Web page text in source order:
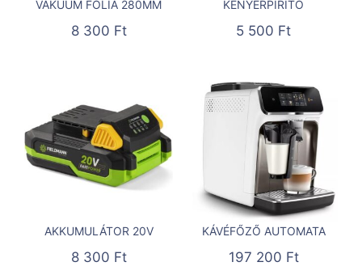
VÁKUUM FÓLIA 280MM
8 300 Ft
KENYÉRPIRÍTÓ
5 500 Ft
AKKUMULÁTOR 20V
8 300 Ft
KÁVÉFŐZŐ AUTOMATA
197 200 Ft